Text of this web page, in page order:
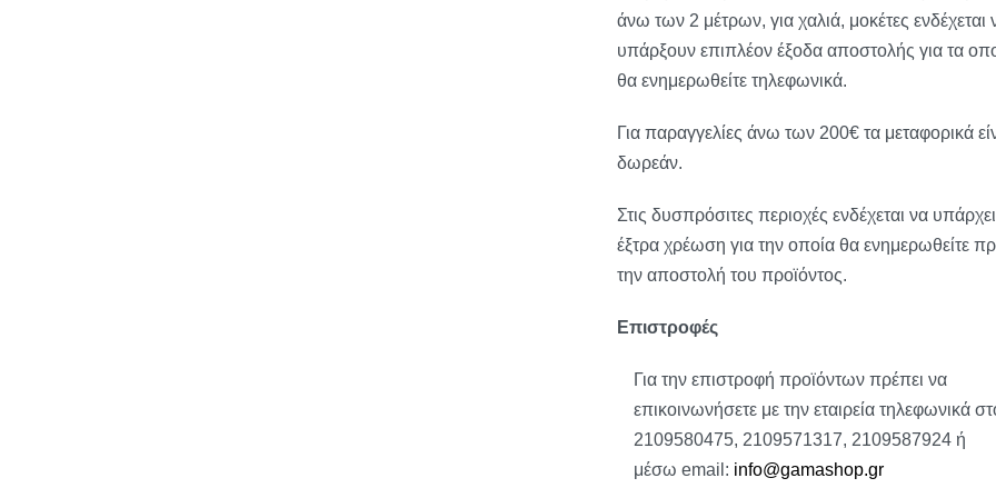
άνω των 2 μέτρων, για χαλιά, μοκέτες ενδέχεται
υπάρξουν επιπλέον έξοδα αποστολής για τα
θα ενημερωθείτε τηλεφωνικά.
Για παραγγελίες άνω των 200€ τα μεταφορικά
δωρεάν.
Στις δυσπρόσιτες περιοχές ενδέχεται να υπάρχει
έξτρα χρέωση για την οποία θα ενημερωθείτε
την αποστολή του προϊόντος.
Επιστροφές
Για την επιστροφή προϊόντων πρέπει να
επικοινωνήσετε με την εταιρεία τηλεφωνικά
2109580475, 2109571317, 2109587924 ή
μέσω email: info@gamashop.gr